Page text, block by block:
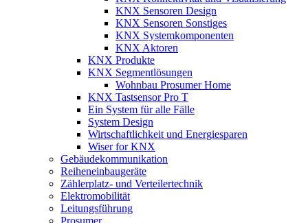
KNX Sensoren Design
KNX Sensoren Sonstiges
KNX Systemkomponenten
KNX Aktoren
KNX Produkte
KNX Segmentlösungen
Wohnbau Prosumer Home
KNX Tastsensor Pro T
Ein System für alle Fälle
System Design
Wirtschaftlichkeit und Energiesparen
Wiser for KNX
Gebäudekommunikation
Reiheneinbaugeräte
Zählerplatz- und Verteilertechnik
Elektromobilität
Leitungsführung
Prosumer